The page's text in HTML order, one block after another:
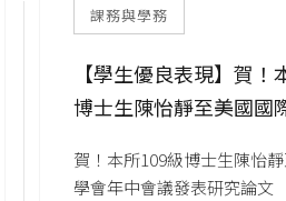
課務與學務
【學生優良表現】賀！
博士生陳怡靜至美國國
賀！本所109級博士生陳怡
學會年中會議發表研究論文